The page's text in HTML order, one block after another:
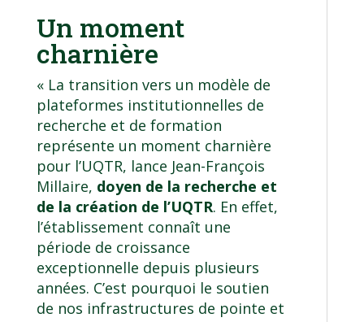
Un moment
charnière
« La transition vers un modèle de
plateformes institutionnelles de
recherche et de formation
représente un moment charnière
pour l’UQTR, lance Jean-François
Millaire, doyen de la recherche et
de la création de l’UQTR. En effet,
l’établissement connaît une
période de croissance
exceptionnelle depuis plusieurs
années. C’est pourquoi le soutien
de nos infrastructures de pointe et